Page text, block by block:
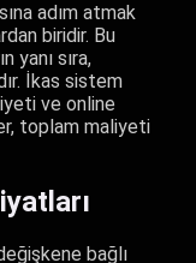
adım atmak
biridir. Bu
yanı sıra,
İkas sistem
ve online
toplam maliyeti
bağlı